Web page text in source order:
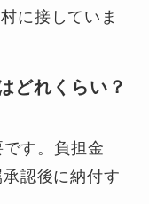
に接していま
どれくらい？
です。負担金
認後に納付す